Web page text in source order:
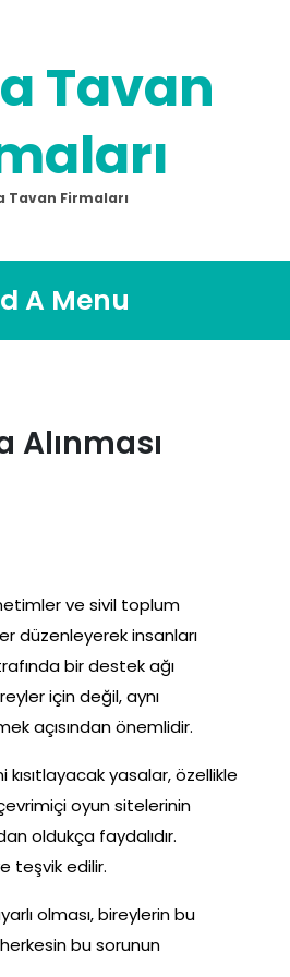
Tavan
Tavan Firmaları
A Menu
Alınması
ve sivil toplum
düzenleyerek insanları
bir destek ağı
için değil, aynı
açısından önemlidir.
yasalar, özellikle
oyun sitelerinin
oldukça faydalıdır.
teşvik edilir.
olması, bireylerin bu
bu sorunun